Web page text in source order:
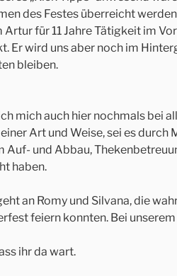
des Festes überreicht
für 11 Jahre Tätigkeit im
Er wird uns aber noch im
bleiben.
mich auch hier nochmals bei
Art und Weise, sei es durch
Auf- und Abbau,
haben.
an Romy und Silvana, die
feiern konnten. Bei
ihr da wart.